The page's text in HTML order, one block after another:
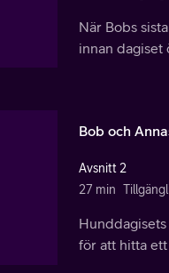
När Bobs
innan dagiset
Bob och
Avsnitt 2
27 min
för att hitta